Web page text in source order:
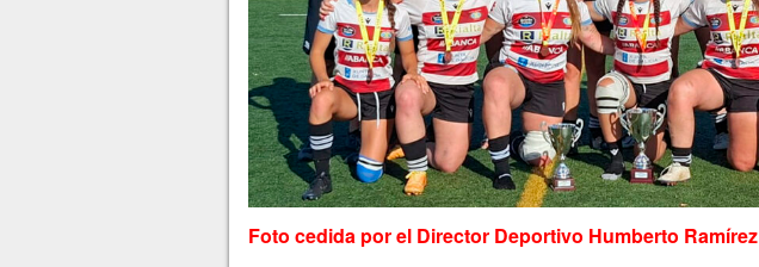
Foto cedida por el Director Deportivo Humberto Ramírez